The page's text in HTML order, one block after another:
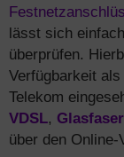
lässt sich
überprüfen.
Verfügbarkeit
Telekom
VDSL, Glasfaser
über den